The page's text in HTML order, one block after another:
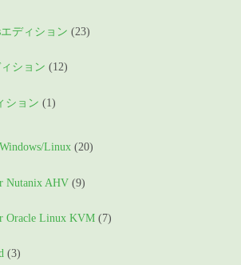
エディション (23)
ション (12)
ション (1)
Linux (20)
Nutanix AHV (9)
Oracle Linux KVM (7)
(3)